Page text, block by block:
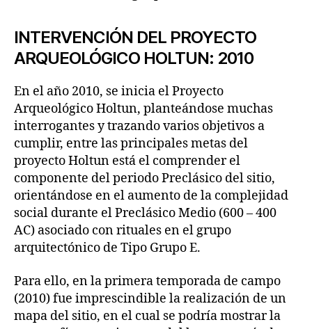
INTERVENCIÓN DEL PROYECTO
ARQUEOLÓGICO HOLTUN: 2010
En el año 2010, se inicia el Proyecto
Arqueológico Holtun, planteándose muchas
interrogantes y trazando varios objetivos a
cumplir, entre las principales metas del
proyecto Holtun está el comprender el
componente del periodo Preclásico del sitio,
orientándose en el aumento de la complejidad
social durante el Preclásico Medio (600 – 400
AC) asociado con rituales en el grupo
arquitectónico de Tipo Grupo E.
Para ello, en la primera temporada de campo
(2010) fue imprescindible la realización de un
mapa del sitio, en el cual se podría mostrar la